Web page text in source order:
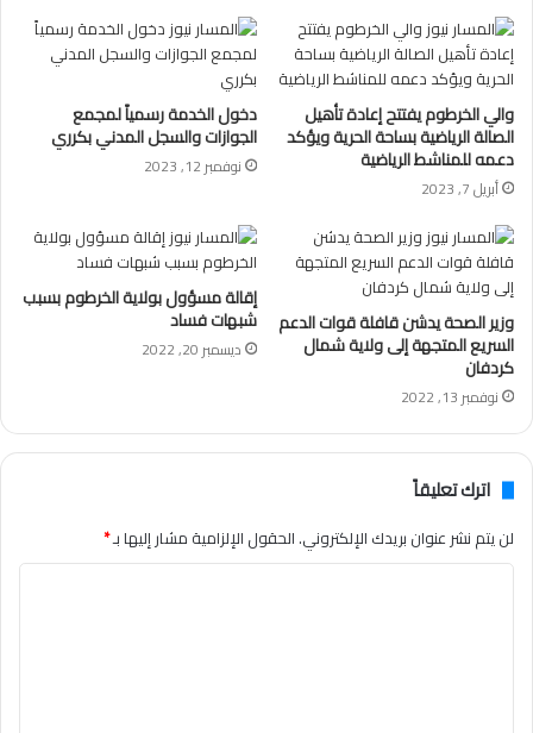
والي الخرطوم يفتتح إعادة تأهيل
الصالة الرياضية بساحة الحرية ويؤكد
دعمه للمناشط الرياضية
أبريل 7, 2023
دخول الخدمة رسمياً لمجمع
الجوازات والسجل المدني بكرري
نوفمبر 12, 2023
وزير الصحة يدشن قافلة قوات الدعم
السريع المتجهة إلى ولاية شمال
كردفان
نوفمبر 13, 2022
إقالة مسؤول بولاية الخرطوم بسبب
شبهات فساد
ديسمبر 20, 2022
اترك تعليقاً
لن يتم نشر عنوان بريدك الإلكتروني.الحقول الإلزامية مشار إليها بـ*